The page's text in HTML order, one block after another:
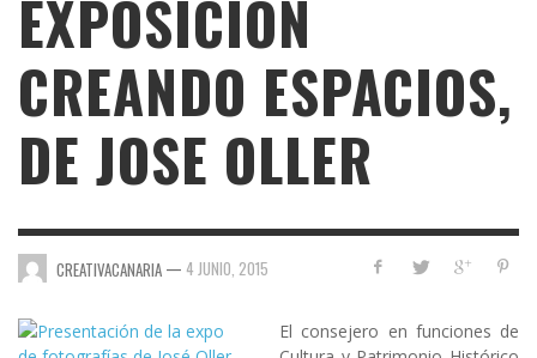
EXPOSICIÓN
CREANDO ESPACIOS,
DE JOSE OLLER
CREATIVACANARIA — 4 JUNIO, 2015
El consejero en funciones de